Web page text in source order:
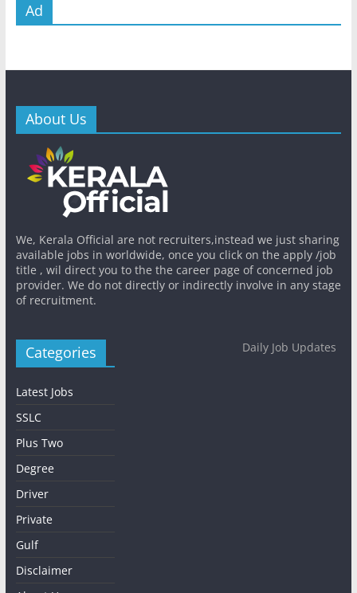
Ad
About Us
We, Kerala Official are not recruiters,instead we just sharing
available jobs in worldwide, once you click on the apply /job
title , wil direct you to the the career page of concerned job
provider. We do not directly or indirectly involve in any stage
of recruitment.
Categories
Latest Jobs
SSLC
Plus Two
Degree
Driver
Private
Gulf
Disclaimer
Daily Job Updates